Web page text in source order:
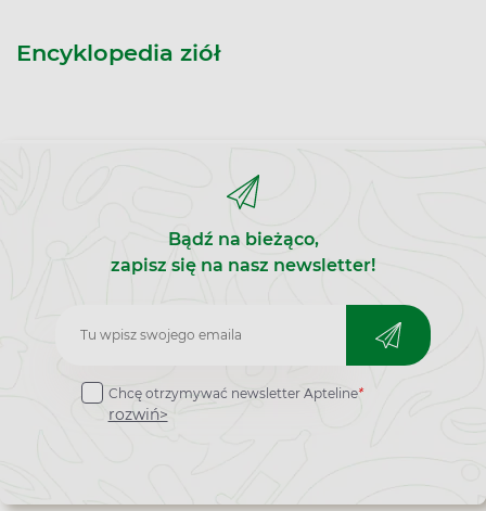
Encyklopedia ziół
Bądź na bieżąco,
zapisz się na nasz newsletter!
Zapisz
do
newslettera
Chcę otrzymywać newsletter Apteline*
rozwiń>